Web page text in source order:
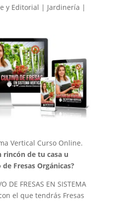
y Editorial | Jardinería |
Vertical Curso Online.
rincón de tu casa u
Fresas Orgánicas?
DE FRESAS EN SISTEMA
el que tendrás Fresas